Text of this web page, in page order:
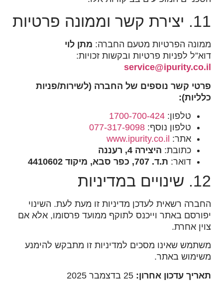
11. יצירת קשר וממונה פרטיות
ממונה הפרטיות מטעם החברה: מתן לוי
דוא”ל לפניות פרטיות ובקשות זכויות:
service@ipurity.co.il
פרטי קשר נוספים של החברה (לשירות/פניות
כלליות):
טלפון: 1700-700-424
טלפון נוסף: 077-317-9098
אתר: www.ipurity.co.il
כתובת: היצירה 4, רעננה
דואר: ת.ד. 707, כפר סבא, מיקוד 4410602
12. שינויים במדיניות
החברה רשאית לעדכן מדיניות זו מעת לעת. השינוי
יפורסם באתר וייכנס לתוקף ממועד פרסומו, אלא אם
צוין אחרת.
משתמש שאינו מסכים למדיניות זו מתבקש להימנע
משימוש באתר.
תאריך עדכון אחרון: